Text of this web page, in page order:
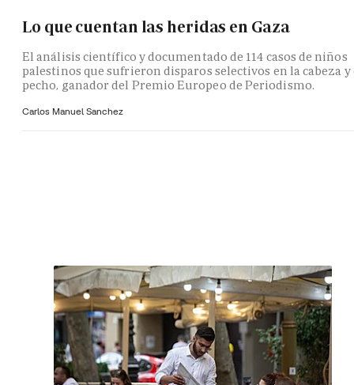
Lo que cuentan las heridas en Gaza
El análisis científico y documentado de 114 casos de niños
palestinos que sufrieron disparos selectivos en la cabeza y
pecho, ganador del Premio Europeo de Periodismo.
Carlos Manuel Sanchez